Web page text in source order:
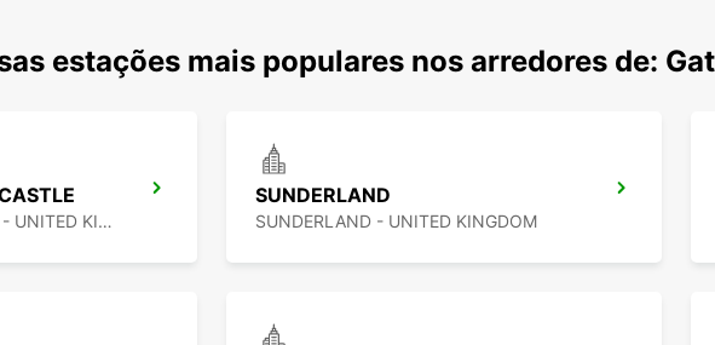
estações mais populares nos arredores de:
NEWCASTLE UPON TYNE - UNITED KINGDOM
SUNDERLAND
SUNDERLAND - UNITED KINGDOM